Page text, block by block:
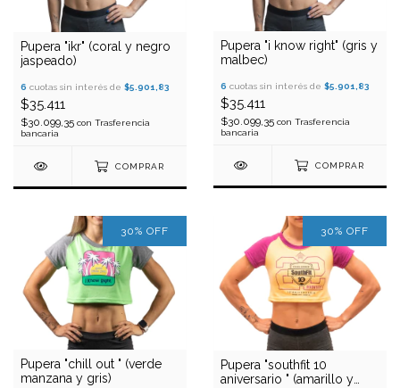
Pupera "ikr" (coral y negro
jaspeado)
6 cuotas sin interés de $5.901,83
$35.411
$30.099,35 con Trasferencia
bancaria
COMPRAR
Pupera "i know right" (gris y
malbec)
6 cuotas sin interés de $5.901,83
$35.411
$30.099,35 con Trasferencia
bancaria
COMPRAR
30% OFF
Pupera "chill out " (verde
manzana y gris)
30% OFF
Pupera "southfit 10
aniversario " (amarillo y